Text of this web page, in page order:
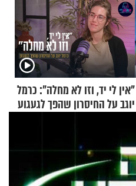
"אין לי יד, וזו לא מחלה": כרמל
יוגב על החיסרון שהפך לגעגוע